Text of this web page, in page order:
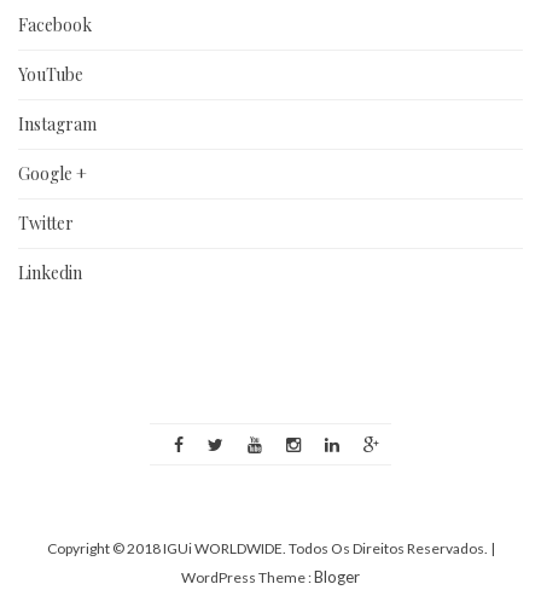
Facebook
YouTube
Instagram
Google +
Twitter
Linkedin
Copyright © 2018 IGUi WORLDWIDE. Todos Os Direitos Reservados. |
WordPress Theme :Bloger